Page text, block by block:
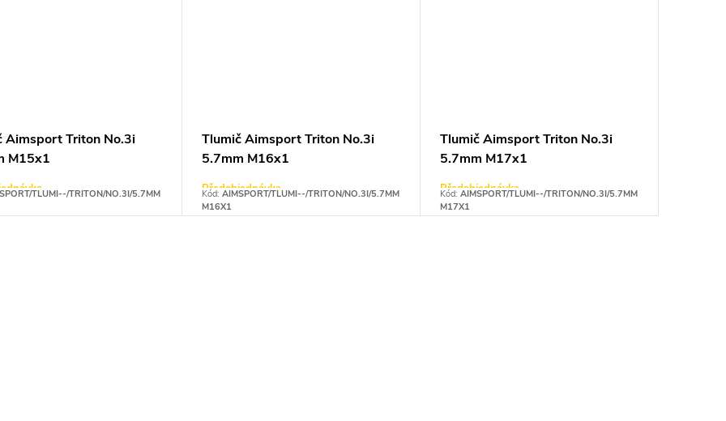
Aimsport Triton No.3i
M15x1
TLUMI--/TRITON/NO.3I/5.7MM
Tlumič Aimsport Triton No.3i
5.7mm M16x1
Předobjednávka
Kód: AIMSPORT/TLUMI--/TRITON/NO.3I/5.7MM
M16X1
Tlumič Aimsport Triton No.3i
5.7mm M17x1
Předobjednávka
Kód: AIMSPORT/TLUMI--/TRITON/NO.3I/5.7MM
M17X1